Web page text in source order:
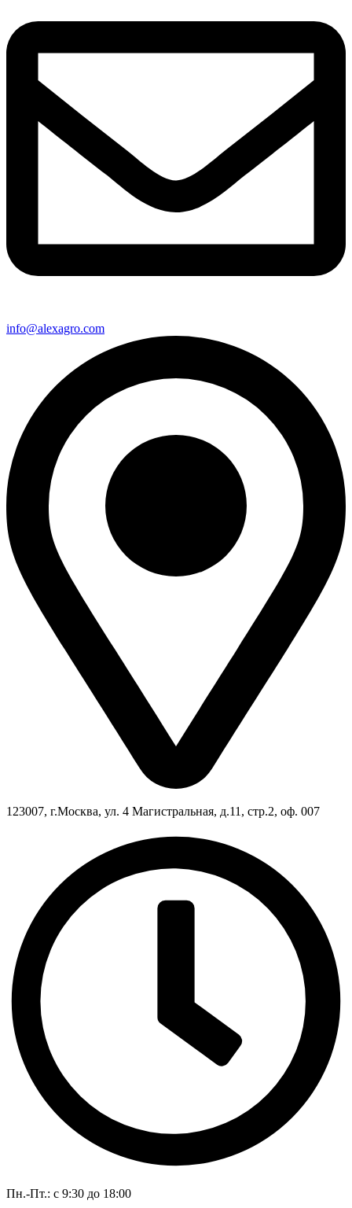
info@alexagro.com
123007, г.Москва, ул. 4 Магистральная, д.11, стр.2, оф. 007
Пн.-Пт.: с 9:30 до 18:00